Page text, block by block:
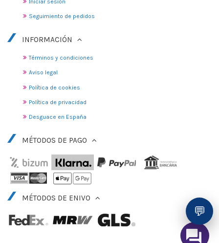
Iniciar sesión
Seguimiento de pedidos
INFORMACIÓN
Términos y condiciones
Aviso legal
Política de cookies
Política de privacidad
Desguace en España
MÉTODOS DE PAGO
MÉTODOS DE ENIVO
💬